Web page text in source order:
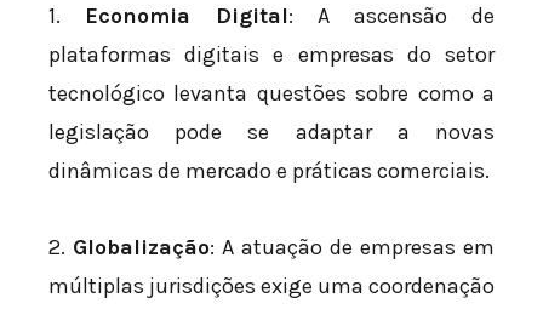
1. Economia Digital: A ascensão de
plataformas digitais e empresas do setor
tecnológico levanta questões sobre como a
legislação pode se adaptar a novas
dinâmicas de mercado e práticas comerciais.
2. Globalização: A atuação de empresas em
múltiplas jurisdições exige uma coordenação